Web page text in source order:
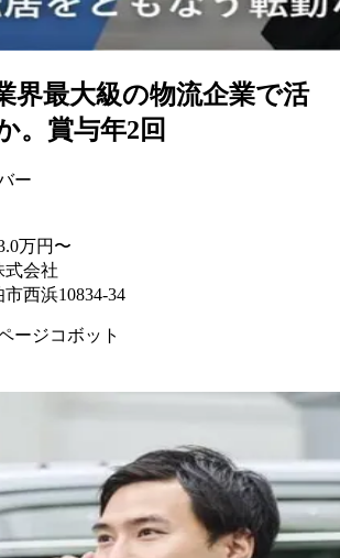
界最大級の物流企業で活
。賞与年2回
ー
万円〜
式会社
西浜10834-34
ージコボット